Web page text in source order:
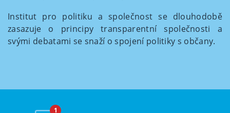
Institut pro politiku a společnost se dlouhodobě
zasazuje o principy transparentní společnosti a
svými debatami se snaží o spojení politiky s občany.